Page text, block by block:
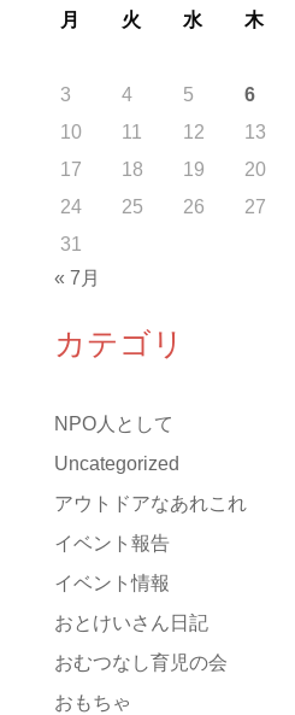
月 火 水 木
3
4 5 6
10
11 12 13
17
18 19 20
24
25 26 27
31
« 7月
カテゴリ
NPO人として
Uncategorized
アウトドアなあれこれ
イベント報告
イベント情報
おとけいさん日記
おむつなし育児の会
おもちゃ